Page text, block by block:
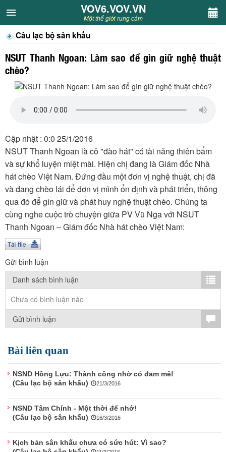
VOV6.VOV.VN
CHUYÊN MỤC
Khách VOV6
Văn học
Sân khấu
Thiếu nhi
Kết nối VOV6
TÌM KIẾM
Vận hành bởi QI Corp
VOV6.VOV.VN
Một thế giới rung cảm
Câu lạc bộ sân khấu
NSUT Thanh Ngoan: Làm sao để gìn giữ nghệ thuật
chèo?
Cập nhật : 0:0 25/1/2016
NSUT Thanh Ngoan là cô "đào hát" có tài năng thiên bẩm
và sự khổ luyện miệt mài. Hiện chị đang là Giám đốc Nhà
hát chèo Việt Nam. Đứng đầu một đơn vị nghệ thuật, chị đã
và đang chèo lái để đơn vị mình ổn định và phát triển, thông
qua đó để gìn giữ và phát huy nghệ thuật chèo. Chúng ta
cùng nghe cuộc trò chuyện giữa PV Vũ Nga với NSUT
Thanh Ngoan – Giám đốc Nhà hát chèo Việt Nam:
Gửi bình luận
Danh sách bình luận
Chưa có bình luận nào
Gửi bình luận
Bài liên quan
NSND Hồng Lựu: Thành công nhờ có đam mê!
(Câu lạc bộ sân khấu)
21/3/2016
NSND Tâm Chính - Một thời để nhớ!
(Câu lạc bộ sân khấu)
16/3/2016
Kịch bản sân khấu chưa có sức hút: Vì sao?